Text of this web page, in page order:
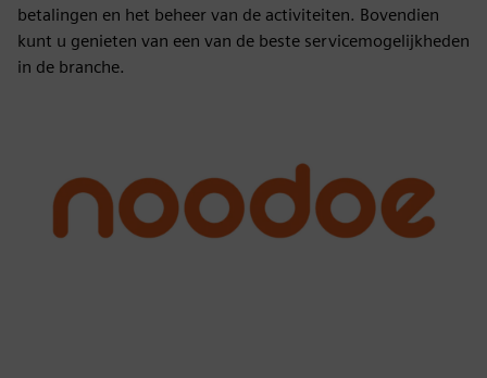
betalingen en het beheer van de activiteiten. Bovendien
kunt u genieten van een van de beste servicemogelijkheden
in de branche.